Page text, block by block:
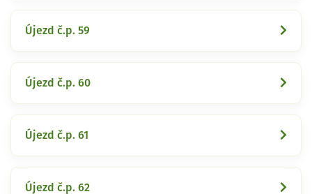
Újezd č.p. 59
Újezd č.p. 60
Újezd č.p. 61
Újezd č.p. 62